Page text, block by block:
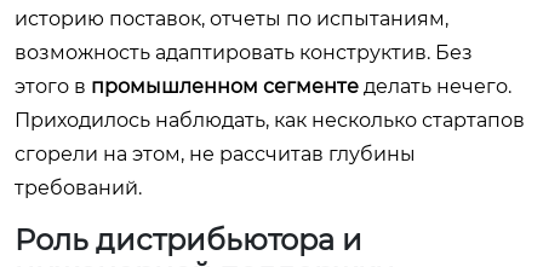
историю поставок, отчеты по испытаниям,
возможность адаптировать конструктив. Без
этого в промышленном сегменте делать нечего.
Приходилось наблюдать, как несколько стартапов
сгорели на этом, не рассчитав глубины
требований.
Роль дистрибьютора и